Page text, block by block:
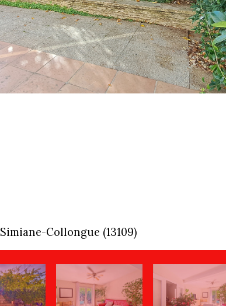
Collongue (13109)